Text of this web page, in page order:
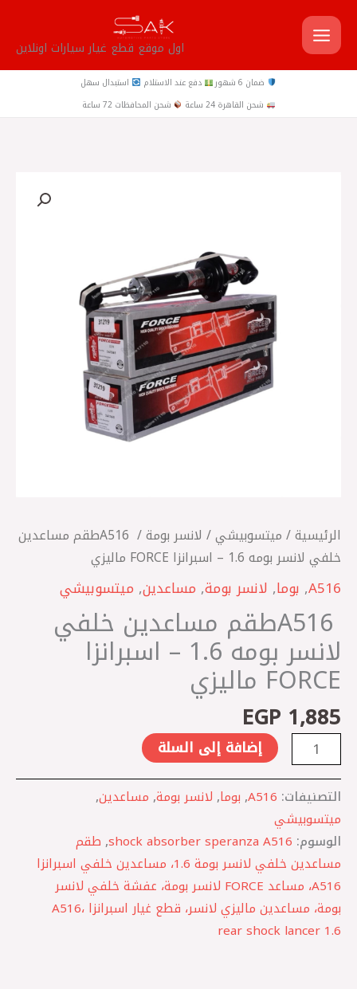
تخطي
إلى
المحتوى
اول موقع قطع غيار سيارات اونلاين
ضمان 6 شهور دفع عند الاستلام
استبدال سهل
شحن القاهرة 24 ساعة
شحن المحافظات 72 ساعة
الرئيسية/ ميتسوبيشي/ لانسر بومة
/ A516 ‎طقم مساعدين
خلفي لانسر بومه 1.6 – اسبرانزا FORCE ماليزي
A516
, بوما, لانسر بومة, مساعدين, ميتسوبيشي
A516 ‎طقم مساعدين خلفي
لانسر بومه 1.6 – اسبرانزا
FORCE ماليزي
EGP 1,885
إضافة إلى السلة
التصنيفات: A516
, بوما, لانسر بومة, مساعدين,
ميتسوبيشي
الوسوم: shock absorber speranza A516
, طقم
مساعدين خلفي لانسر بومة 1.6، مساعدين خلفي اسبرانزا
A516، مساعد FORCE لانسر بومة، عفشة خلفي لانسر
بومة، مساعدين ماليزي لانسر، قطع غيار اسبرانزا A516،
rear shock lancer 1.6